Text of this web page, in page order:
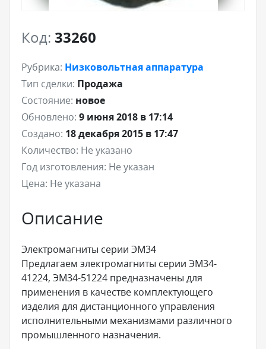
Код: 33260
Рубрика: Низковольтная аппаратура
Тип сделки: Продажа
Состояние: новое
Обновлено: 9 июня 2018 в 17:14
Создано: 18 декабря 2015 в 17:47
Количество: Не указано
Год изготовления: Не указан
Цена: Не указана
Описание
Электромагниты серии ЭМ34
Предлагаем электромагниты серии ЭМ34-
41224, ЭМ34-51224 предназначены для
применения в качестве комплектующего
изделия для дистанционного управления
исполнительными механизмами различного
промышленного назначения.